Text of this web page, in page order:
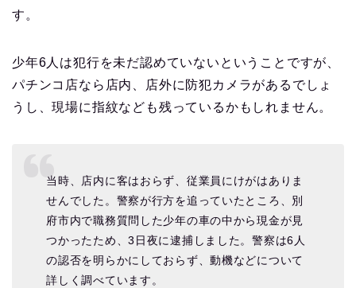
す。
少年6人は犯行を未だ認めていないということですが、
パチンコ店なら店内、店外に防犯カメラがあるでしょ
うし、現場に指紋なども残っているかもしれません。
当時、店内に客はおらず、従業員にけがはありま
せんでした。警察が行方を追っていたところ、別
府市内で職務質問した少年の車の中から現金が見
つかったため、3日夜に逮捕しました。警察は6人
の認否を明らかにしておらず、動機などについて
詳しく調べています。